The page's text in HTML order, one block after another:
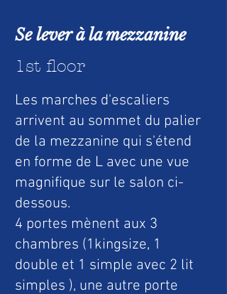
Se lever à la mezzanine
1st floor
Les marches d'escaliers
arrivent au sommet du palier
de la mezzanine qui s'étend
en forme de L avec une vue
magnifique sur le salon ci-
dessous.
4 portes mènent aux 3
chambres (1kingsize, 1
double et 1 simple avec 2 lit
simples ), une autre porte